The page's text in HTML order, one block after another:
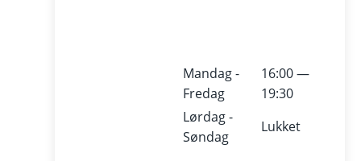
Mandag -
Fredag
16:00 —
19:30
Lørdag -
Søndag
Lukket